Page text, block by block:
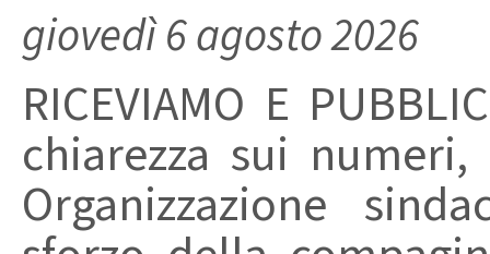
giovedì 6 agosto 2026
RICEVIAMO E
chiarezza sui
Organizzazione